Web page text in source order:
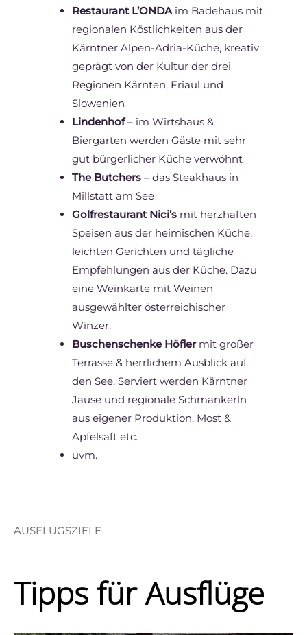
Restaurant L’ONDAim Badehaus mit
regionalen Köstlichkeiten aus der
Kärntner Alpen-Adria-Küche, kreativ
geprägt von der Kultur der drei
Regionen Kärnten, Friaul und
Slowenien
Lindenhof– im Wirtshaus &
Biergarten werden Gäste mit sehr
gut bürgerlicher Küche verwöhnt
The Butchers – das Steakhaus in
Millstatt am See
Golfrestaurant Nici’s mit herzhaften
Speisen aus der heimischen Küche,
leichten Gerichten und tägliche
Empfehlungen aus der Küche. Dazu
eine Weinkarte mit Weinen
ausgewählter österreichischer
Winzer.
Buschenschenke Höflermit großer
Terrasse & herrlichem Ausblick auf
den See. Serviert werden Kärntner
Jause und regionale Schmankerln
aus eigener Produktion, Most &
Apfelsaft etc.
uvm.
AUSFLUGSZIELE
Tipps für Ausflüge